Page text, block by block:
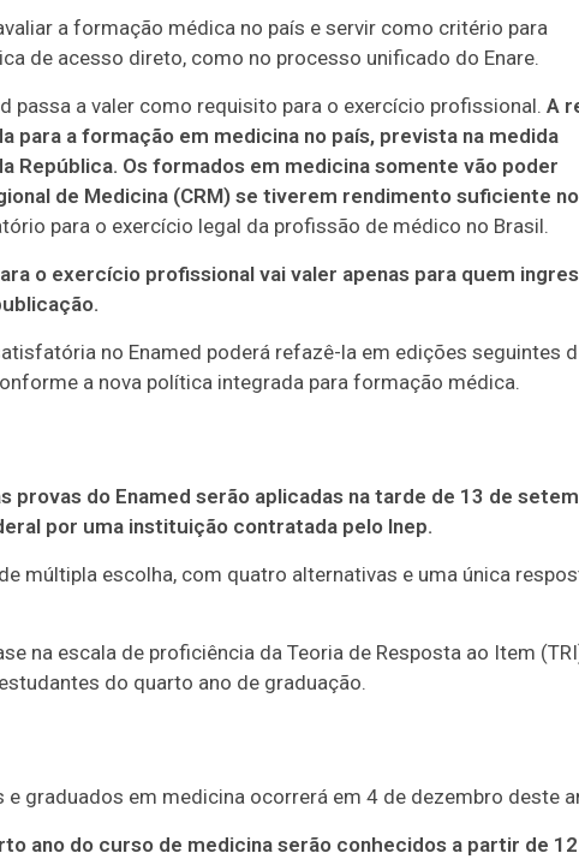
a formação médica no país e servir como critério para
de acesso direto, como no processo unificado do Enare.
passa a valer como requisito para o exercício profissional. A
para a formação em medicina no país, prevista na medida
República. Os formados em medicina somente vão poder
de Medicina (CRM) se tiverem rendimento suficiente no
para o exercício legal da profissão de médico no Brasil.
o exercício profissional vai valer apenas para quem
no Enamed poderá refazê-la em edições seguintes
a nova política integrada para formação médica.
provas do Enamed serão aplicadas na tarde de 13 de
por uma instituição contratada pelo Inep.
múltipla escolha, com quatro alternativas e uma única
na escala de proficiência da Teoria de Resposta ao Item
do quarto ano de graduação.
graduados em medicina ocorrerá em 4 de dezembro deste
ano do curso de medicina serão conhecidos a partir de